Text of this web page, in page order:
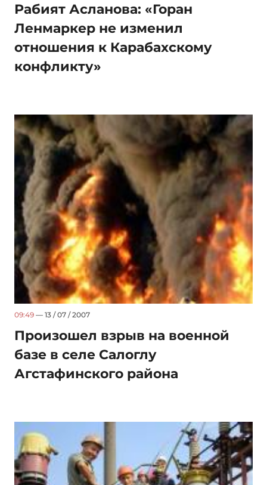
Рабият Асланова: «Горан
Ленмаркер не изменил
отношения к Карабахскому
конфликту»
09:49 — 13 / 07 / 2007
Произошел взрыв на военной
базе в селе Салоглу
Агстафинского района